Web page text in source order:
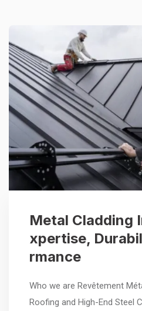
Metal Cladding
xpertise,
rmance
Who we are Revêtement
Roofing and High-End Steel